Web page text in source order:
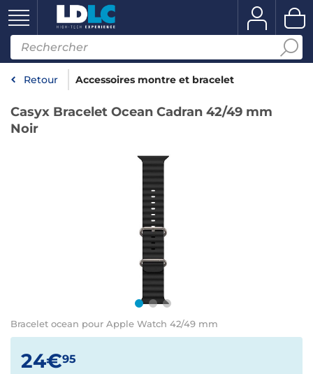
Retour Accessoires montre et bracelet
Casyx Bracelet Ocean Cadran 42/49 mm
Noir
Bracelet ocean pour Apple Watch 42/49 mm
24€95